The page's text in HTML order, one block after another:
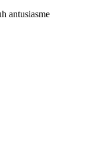
antusiasme